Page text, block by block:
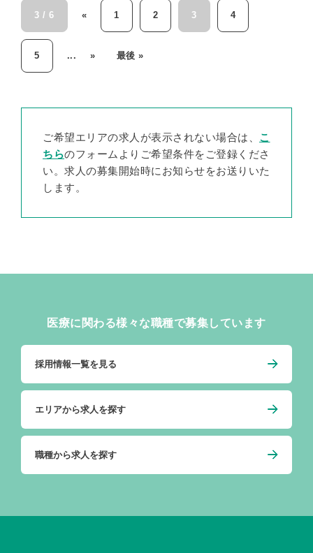
3 / 6 « 1 2 3 4
5 ... » 最後 »
ご希望エリアの求人が表示されない場合は、 こ
ちらのフォームよりご希望条件をご登録くださ
い。求人の募集開始時にお知らせをお送りいた
します。
医療に関わる様々な職種で募集しています
採用情報一覧を見る
エリアから求人を探す
職種から求人を探す